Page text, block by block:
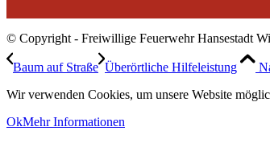
© Copyright - Freiwillige Feuerwehr Hansestadt
Baum auf Straße Überörtliche Hilfeleistung
Wir verwenden Cookies, um unsere Website
OkMehr Informationen